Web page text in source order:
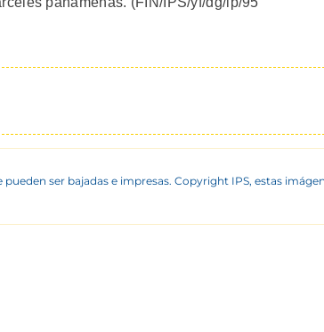
ser bajadas e impresas. Copyright IPS, estas